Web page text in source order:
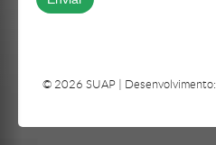
© 2026 SUAP | Desenvolvimento: